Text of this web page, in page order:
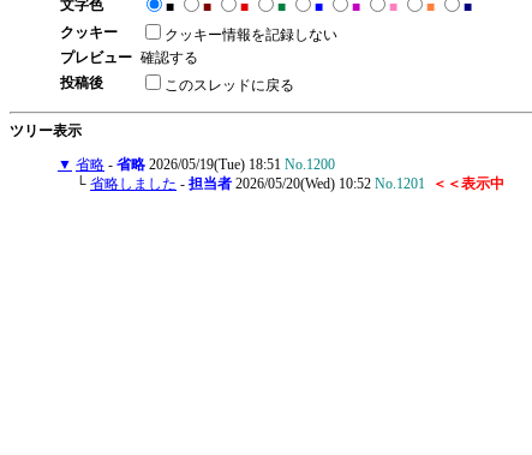
文字色
■ ■ ■ ■ ■ ■ ■ ■
■
クッキー
クッキー情報を記録しない
プレビュー 確認する
投稿後
このスレッドに戻る
ツリー表示
▼ 省略 - 省略 2026/05/19(Tue) 18:51 No.1200
└ 省略しました - 担当者 2026/05/20(Wed) 10:52 No.1201 ＜＜表示中